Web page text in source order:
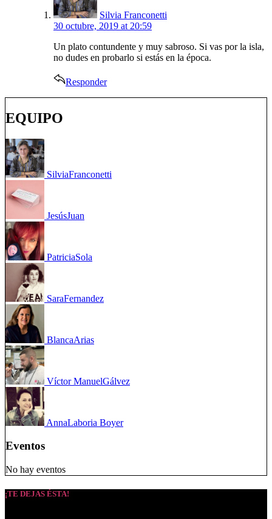
Silvia Franconetti
30 octubre, 2019 at 20:59
Un plato contundente y muy sabroso. Si vas por la isla,
no dudes en probarlo si estás en la época.
Responder
EQUIPO
SilviaFranconetti
JesúsJuan
PatriciaSola
SaraFernandez
BlancaArias
Víctor ManuelGálvez
AnnaLaboria Boyer
Eventos
No hay eventos
¡TE DEJAS ÉSTA!